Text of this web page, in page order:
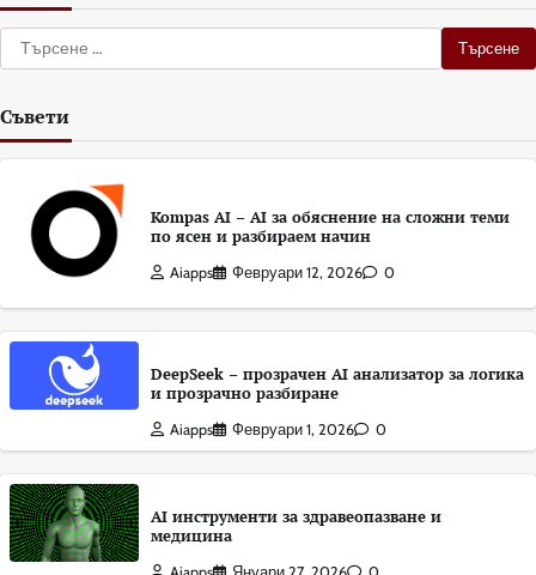
Търсене
за:
Съвети
Kompas AI – AI за обяснение на сложни теми
по ясен и разбираем начин
Aiapps Февруари 12, 2026 0
DeepSeek – прозрачен AI анализатор за логика
и прозрачно разбиране
Aiapps Февруари 1, 2026 0
AI инструменти за здравеопазване и
медицина